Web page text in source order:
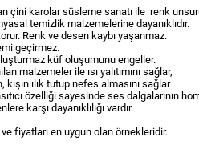
çini karolar süsleme sanatı ile renk
temizlik malzemelerine dayanıklıdır.
Renk ve desen kaybı yaşanmaz.
geçirmez.
küf oluşumunu engeller.
malzemeler ile ısı yalıtımını sağlar,
ılık tutup nefes almasını sağlar
özelliği sayesinde ses dalgalarının
karşı dayanıklılığı vardır.
fiyatları en uygun olan örnekleridir.